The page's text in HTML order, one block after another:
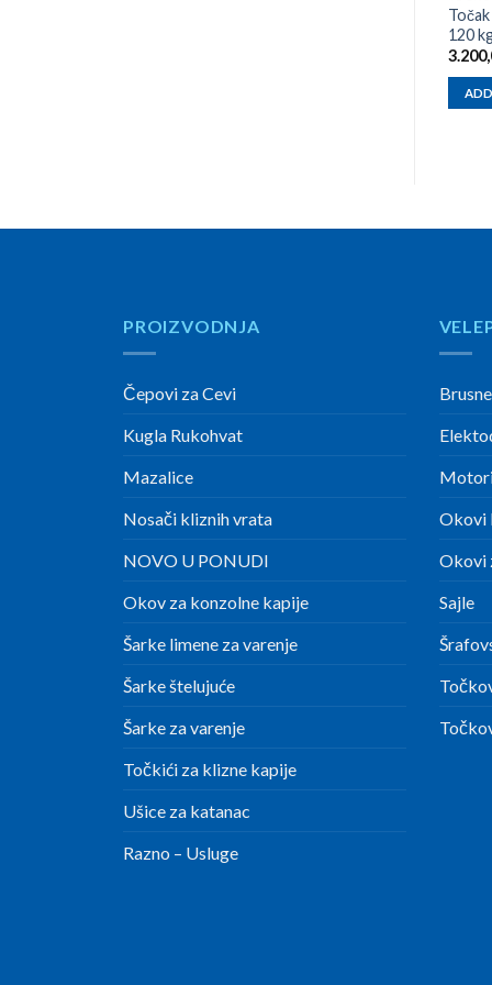
120
PROIZVODNJA
Čepovi za Cevi
Kugla Rukohvat
Mazalice
Nosači kliznih vrata
NOVO U PONUDI
Okov za konzolne kapije
Šarke limene za varenje
Šarke štelujuće
Šarke za varenje
Točkići za klizne kapije
Ušice za katanac
Razno – Usluge
Okovi
Okovi
Sajle